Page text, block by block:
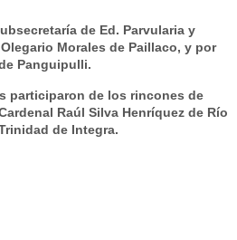
de Ed. Parvularia y
Morales de Paillaco, y por
Panguipulli.
participaron de los rincones de
Raúl Silva Henríquez de Río
de Integra.